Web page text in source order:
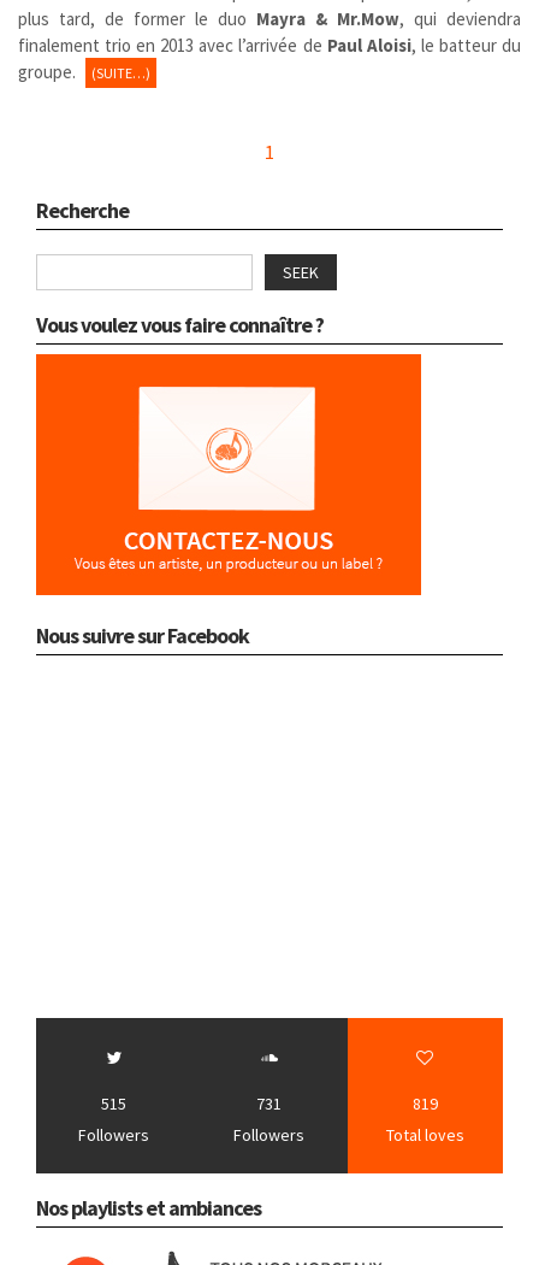
plus tard, de former le duo Mayra & Mr.Mow, qui deviendra
finalement trio en 2013 avec l’arrivée de Paul Aloisi, le batteur du
groupe.
(SUITE…)
1
Recherche
SEEK
Vous voulez vous faire connaître ?
Nous suivre sur Facebook
515
Followers
731
Followers
819
Total loves
Nos playlists et ambiances